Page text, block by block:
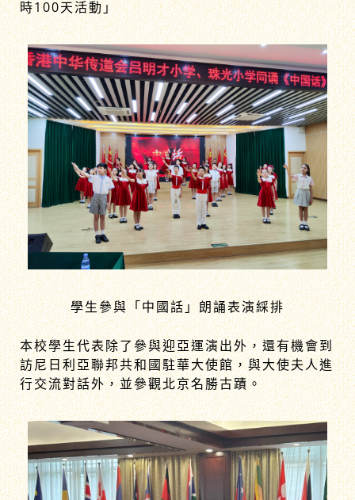
時100天活動」
學生參與「中國話」朗誦表演綵排
本校學生代表除了參與迎亞運演出外，還有機會到
訪尼日利亞聯邦共和國駐華大使館，與大使夫人進
行交流對話外，並參觀北京名勝古蹟。